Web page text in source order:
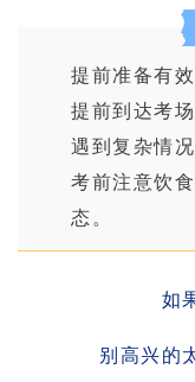
提前准备有
提前到达考
遇到复杂情
考前注意饮
态。
如
别高兴的